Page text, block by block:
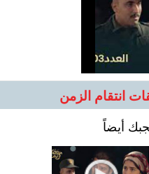
انتقام الزمن
أيضاً